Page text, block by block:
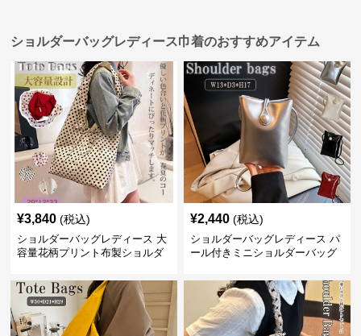
ショルダーバッグレディース巾着のおすすめアイテム
¥3,840 (税込)
ショルダーバッグレディース 大
容量花柄プリント布製ショルダ
¥2,440 (税込)
ショルダーバッグレディース パ
ール付きミニショルダーバッグ